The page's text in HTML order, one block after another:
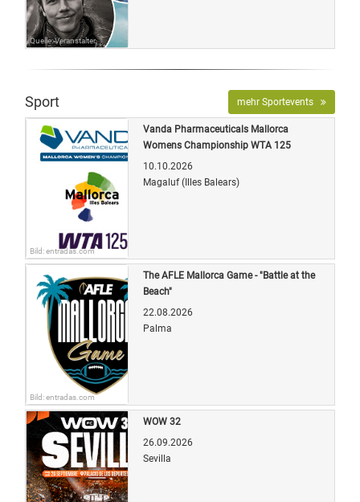
Quelle: Veranstalter
Sport mehr Sportevents
Bild: entradas.com
Vanda Pharmaceuticals Mallorca
Womens Championship WTA 125
10.10.2026
Magaluf (Illes Balears)
Bild: entradas.com
The AFLE Mallorca Game - "Battle at the
Beach"
22.08.2026
Palma
WOW 32
26.09.2026
Sevilla